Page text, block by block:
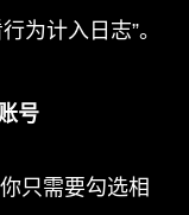
为计入日志”。
号
只需要勾选相